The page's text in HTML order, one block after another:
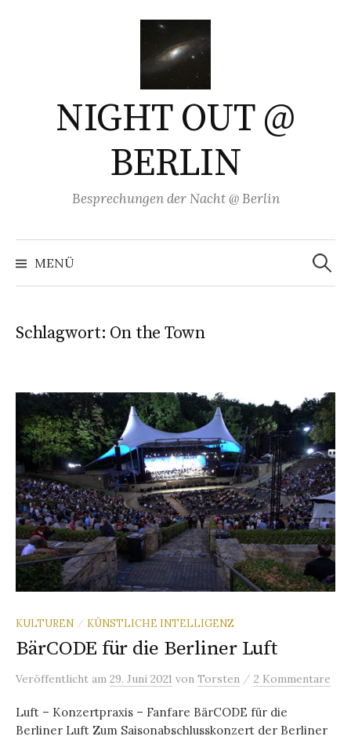
NIGHT OUT @
BERLIN
Besprechungen der Nacht @ Berlin
MENÜ
Suchen
nach:
Schlagwort: On the Town
KULTUREN / KÜNSTLICHE INTELLIGENZ
BärCODE für die Berliner Luft
Veröffentlicht am 29. Juni 2021 von Torsten / 2 Kommentare
Luft – Konzertpraxis – Fanfare BärCODE für die
Berliner Luft Zum Saisonabschlusskonzert der Berliner